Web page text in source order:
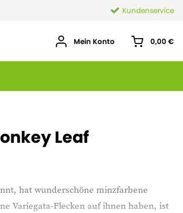
Kundenservice
Mein Konto 0,00 €
Leaf
hat wunderschöne minzfarbene
Variegata-Flecken auf ihnen haben, ist